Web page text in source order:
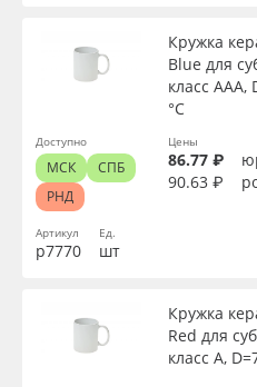
8 800 550 7888
Москва
Оборудование и инструмент
Новинки ассортимента
Oracal 641
Orajet 3640
Плёнка монтажная Oratape
ПЭТ листовой
Артикул
р7770
Кружка
Blue для
класс ААА,
°С
Ед.
шт
Цены
86.77 ₽
90.63 ₽
Доступно
МСК
СПБ
РНД
Кружка
Red для
класс А,